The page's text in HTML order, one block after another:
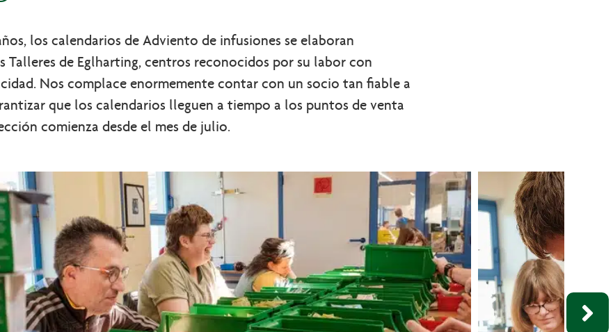
los calendarios de Adviento de infusiones se elaboran
Talleres de Eglharting, centros reconocidos por su labor con
Nos complace enormemente contar con un socio tan fiable a
que los calendarios lleguen a tiempo a los puntos de venta
comienza desde el mes de julio.